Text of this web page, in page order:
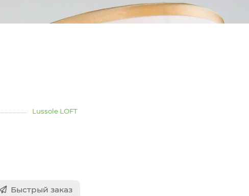
Lussole LOFT
Быстрый заказ